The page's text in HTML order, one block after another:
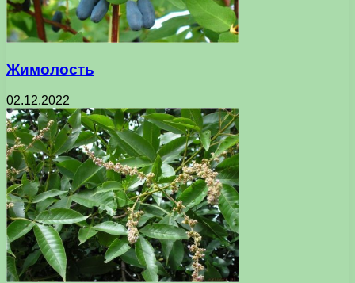
Жимолость
02.12.2022